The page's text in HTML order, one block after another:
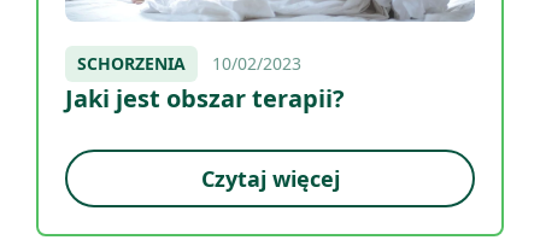
SCHORZENIA 10/02/2023
Jaki jest obszar terapii?
Czytaj więcej